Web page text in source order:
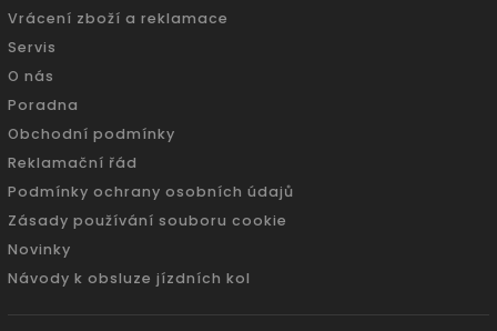
Vrácení zboží a reklamace
Servis
O nás
Poradna
Obchodní podmínky
Reklamační řád
Podmínky ochrany osobních údajů
Zásady používání souboru cookie
Novinky
Návody k obsluze jízdních kol